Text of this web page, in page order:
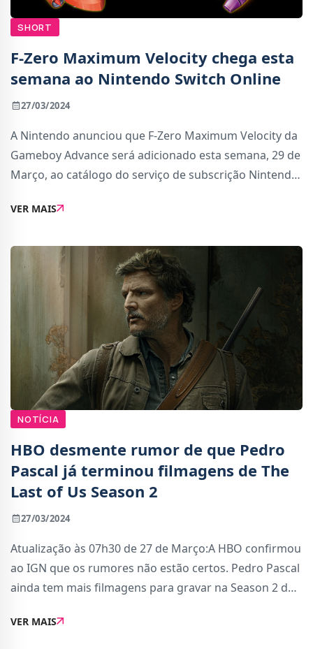
SHORT
F-Zero Maximum Velocity chega esta
semana ao Nintendo Switch Online
27/03/2024
A Nintendo anunciou que F-Zero Maximum Velocity da
Gameboy Advance será adicionado esta semana, 29 de
Março, ao catálogo do serviço de subscrição Nintendo
precisam de ter uma subscrição ao Nintend
VER MAIS
NOTÍCIA
HBO desmente rumor de que Pedro
Pascal já terminou filmagens de The
Last of Us Season 2
27/03/2024
Atualização às 07h30 de 27 de Março:A HBO confirmou
ao IGN que os rumores não estão certos. Pedro Pascal
ainda tem mais filmagens para gravar na Season 2 de
Joel na série The Last of Us da HBO
VER MAIS